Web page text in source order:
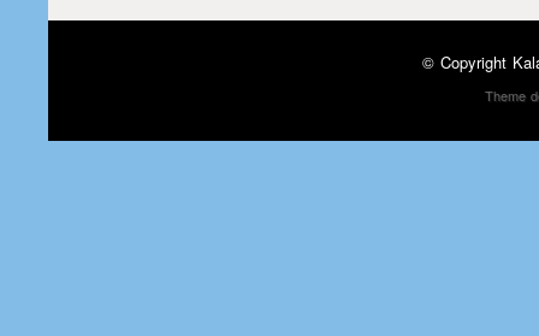
© Copyright
Theme